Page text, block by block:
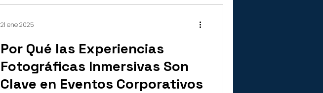
Por Qué las Experiencias
Fotográficas Inmersivas Son
Clave en Eventos Corporativos
21 ene 2025